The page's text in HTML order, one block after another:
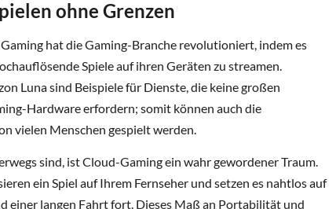
ohne Grenzen
hat die Gaming-Branche revolutioniert, indem es
Spiele auf ihren Geräten zu streamen.
Luna sind Beispiele für Dienste, die keine großen
Hardware erfordern; somit können auch die
vielen Menschen gespielt werden.
sind, ist Cloud-Gaming ein wahr gewordener Traum.
ein Spiel auf Ihrem Fernseher und setzen es nahtlos auf
einer langen Fahrt fort. Dieses Maß an Portabilität und